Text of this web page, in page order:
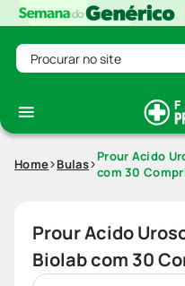
Procurar no site
Home Bulas Prour Acido
com 30
Prour Acido
Biolab com 30